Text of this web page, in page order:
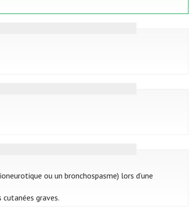
ou un bronchospasme) lors d’une
graves.